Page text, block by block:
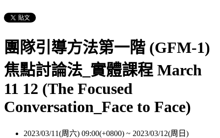
團隊引導方法第一階 (GFM-1)
焦點討論法_實體課程 March
11 12 (The Focused
Conversation_Face to Face)
2023/03/11(周六) 09:00(+0800) ~ 2023/03/12(周日)